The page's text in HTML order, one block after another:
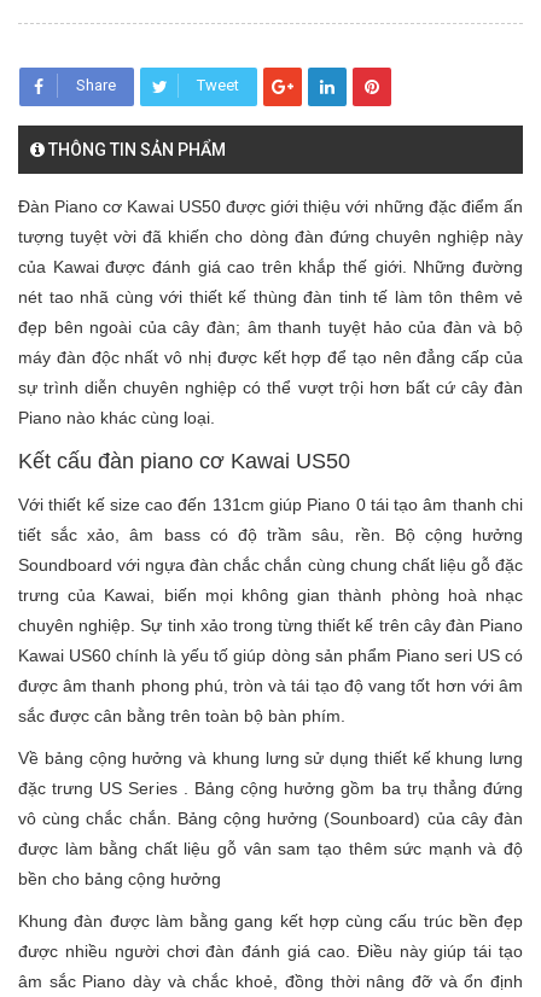
Share Tweet
THÔNG TIN SẢN PHẨM
Đàn Piano cơ Kawai US50 được giới thiệu với những đặc điểm ấn
tượng tuyệt vời đã khiến cho dòng đàn đứng chuyên nghiệp này
của Kawai được đánh giá cao trên khắp thế giới. Những đường
nét tao nhã cùng với thiết kế thùng đàn tinh tế làm tôn thêm vẻ
đẹp bên ngoài của cây đàn; âm thanh tuyệt hảo của đàn và bộ
máy đàn độc nhất vô nhị được kết hợp để tạo nên đẳng cấp của
sự trình diễn chuyên nghiệp có thể vượt trội hơn bất cứ cây đàn
Piano nào khác cùng loại.
Kết cấu đàn piano cơ Kawai US50
Với thiết kế size cao đến 131cm giúp Piano 0 tái tạo âm thanh chi
tiết sắc xảo, âm bass có độ trầm sâu, rền. Bộ cộng hưởng
Soundboard với ngựa đàn chắc chắn cùng chung chất liệu gỗ đặc
trưng của Kawai, biến mọi không gian thành phòng hoà nhạc
chuyên nghiệp. Sự tinh xảo trong từng thiết kế trên cây đàn Piano
Kawai US60 chính là yếu tố giúp dòng sản phẩm Piano seri US có
được âm thanh phong phú, tròn và tái tạo độ vang tốt hơn với âm
sắc được cân bằng trên toàn bộ bàn phím.
Về bảng cộng hưởng và khung lưng sử dụng thiết kế khung lưng
đặc trưng US Series . Bảng cộng hưởng gồm ba trụ thẳng đứng
vô cùng chắc chắn. Bảng cộng hưởng (Sounboard) của cây đàn
được làm bằng chất liệu gỗ vân sam tạo thêm sức mạnh và độ
bền cho bảng cộng hưởng
Khung đàn được làm bằng gang kết hợp cùng cấu trúc bền đẹp
được nhiều người chơi đàn đánh giá cao. Điều này giúp tái tạo
âm sắc Piano dày và chắc khoẻ, đồng thời nâng đỡ và ổn định